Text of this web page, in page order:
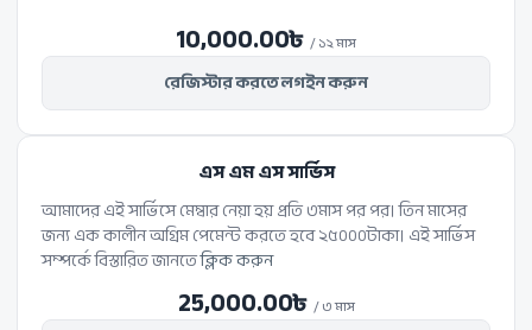
10,000.00৳ / ১২ মাস
রেজিস্টার করতে লগইন করুন
এস এম এস সার্ভিস
আমাদের এই সার্ভিসে মেম্বার নেয়া হয় প্রতি ৩মাস পর পর। তিন মাসের
জন্য এক কালীন অগ্রিম পেমেন্ট করতে হবে ২৫০০০টাকা। এই সার্ভিস
সম্পর্কে বিস্তারিত জানতেক্লিক করুন
25,000.00৳ / ৩ মাস